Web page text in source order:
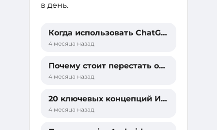
в день.
Когда использовать ChatGPT, Claude, Gemini или NotebookLM?
4 месяца назад
Почему стоит перестать общаться с ИИ?
4 месяца назад
20 ключевых концепций ИИ за 20 минут
4 месяца назад